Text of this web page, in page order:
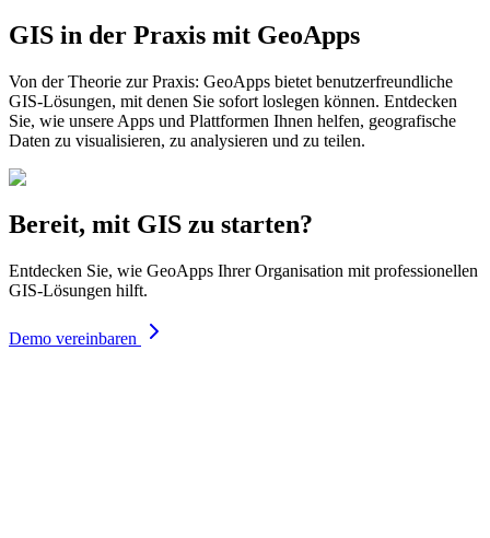
GIS in der Praxis mit GeoApps
Von der Theorie zur Praxis: GeoApps bietet benutzerfreundliche
GIS-Lösungen, mit denen Sie sofort loslegen können. Entdecken
Sie, wie unsere Apps und Plattformen Ihnen helfen, geografische
Daten zu visualisieren, zu analysieren und zu teilen.
Bereit, mit GIS zu starten?
Entdecken Sie, wie GeoApps Ihrer Organisation mit professionellen
GIS-Lösungen hilft.
Demo vereinbaren